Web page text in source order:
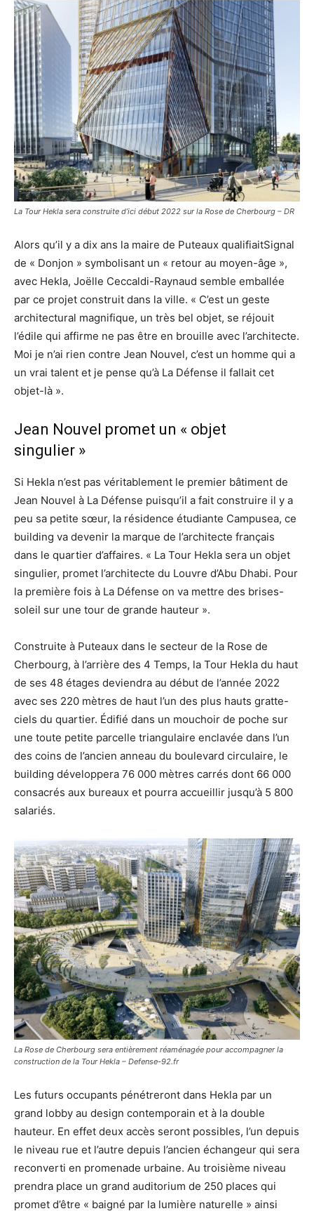
La Tour Hekla sera construite d’ici début 2022 sur la Rose de Cherbourg – DR
Alors qu’il y a dix ans la maire de Puteaux qualifiaitSignal
de « Donjon » symbolisant un « retour au moyen-âge »,
avec Hekla, Joëlle Ceccaldi-Raynaud semble emballée
par ce projet construit dans la ville. « C’est un geste
architectural magnifique, un très bel objet, se réjouit
l’édile qui affirme ne pas être en brouille avec l’architecte.
Moi je n’ai rien contre Jean Nouvel, c’est un homme qui a
un vrai talent et je pense qu’à La Défense il fallait cet
objet-là ».
Jean Nouvel promet un « objet
singulier »
Si Hekla n’est pas véritablement le premier bâtiment de
Jean Nouvel à La Défense puisqu’il a fait construire il y a
peu sa petite sœur, la résidence étudiante Campusea, ce
building va devenir la marque de l’architecte français
dans le quartier d’affaires. « La Tour Hekla sera un objet
singulier, promet l’architecte du Louvre d’Abu Dhabi. Pour
la première fois à La Défense on va mettre des brises-
soleil sur une tour de grande hauteur ».
Construite à Puteaux dans le secteur de la Rose de
Cherbourg, à l’arrière des 4 Temps, la Tour Hekla du haut
de ses 48 étages deviendra au début de l’année 2022
avec ses 220 mètres de haut l’un des plus hauts gratte-
ciels du quartier. Édifié dans un mouchoir de poche sur
une toute petite parcelle triangulaire enclavée dans l’un
des coins de l’ancien anneau du boulevard circulaire, le
building développera 76 000 mètres carrés dont 66 000
consacrés aux bureaux et pourra accueillir jusqu’à 5 800
salariés.
La Rose de Cherbourg sera entièrement réaménagée pour accompagner la
construction de la Tour Hekla – Defense-92.fr
Les futurs occupants pénétreront dans Hekla par un
grand lobby au design contemporain et à la double
hauteur. En effet deux accès seront possibles, l’un depuis
le niveau rue et l’autre depuis l’ancien échangeur qui sera
reconverti en promenade urbaine. Au troisième niveau
prendra place un grand auditorium de 250 places qui
promet d’être « baigné par la lumière naturelle » ainsi